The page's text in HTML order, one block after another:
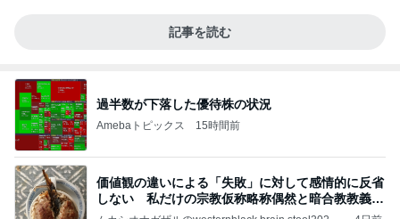
記事を読む
過半数が下落した優待株の状況
Amebaトピックス 15時間前
価値観の違いによる「失敗」に対して感情的に反省
しない 私だけの宗教仮称略称偶然と暗合教教義候
補